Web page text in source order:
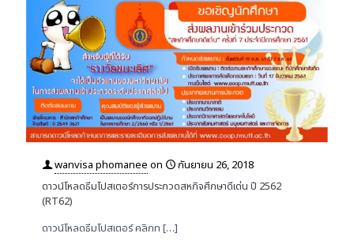
wanvisa phomanee on
กันยายน 26, 2018
ดาวน์โหลดธีมโปสเตอร์การประกวดสหกิจศึกษาดีเด่น ปี 2562
(RT62)
ดาวน์โหลดธีมโปสเตอร์ คลิกท […]